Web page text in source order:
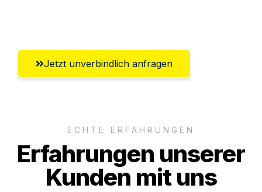
Jetzt unverbindlich anfragen
ECHTE ERFAHRUNGEN
Erfahrungen unserer
Kunden mit uns